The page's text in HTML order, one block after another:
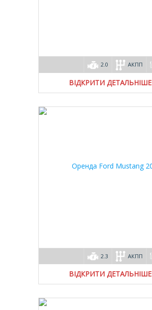
2.0 АКПП
ВІДКРИТИ ДЕТАЛЬНІШЕ
2.3 АКПП
ВІДКРИТИ ДЕТАЛЬНІШЕ